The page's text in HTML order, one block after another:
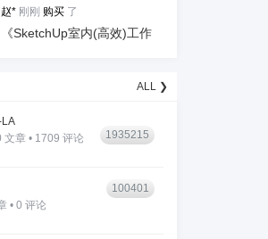
赵* 刚刚 购买 了
《SketchUp室内(高效)工作
ALL ❯
LA
文章 • 1709 评论
1935215
• 0 评论
100401